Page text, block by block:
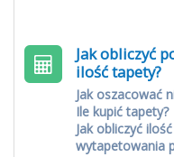
Jak obliczyć
ilość tapety?
Jak oszacować
Ile kupić tapety?
Jak obliczyć
wytapetowania